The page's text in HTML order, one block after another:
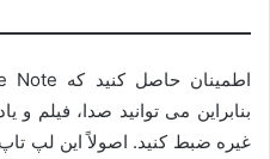
بنابراین می توانید صدا، فیلم و
غیره ضبط کنید. اصولاً این لپ